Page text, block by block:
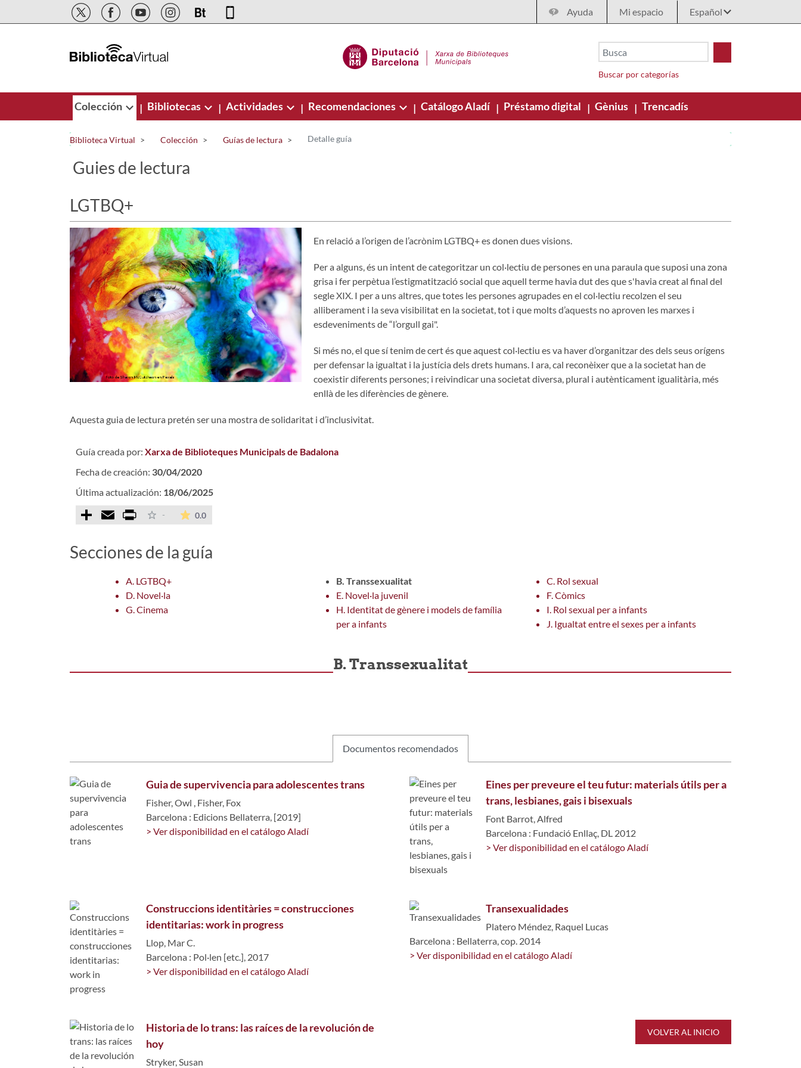
Saltar al contenido principal Ayuda Mi espacio
Buscar por categorías
Colección | Bibliotecas | Actividades | Recomendaciones | Catálogo Aladí | Préstamo digital | Gènius | Trencadís
Biblioteca Virtual Colección Guías de lectura Detalle guía
Guies de lectura
LGTBQ+
En relació a l’origen de l’acrònim LGTBQ+ es donen dues visions.
Per a alguns, és un intent de categoritzar un col·lectiu de persones en una paraula que suposi una zona
grisa i fer perpètua l’estigmatització social que aquell terme havia dut des que s'havia creat al final del
segle XIX. I per a uns altres, que totes les persones agrupades en el col·lectiu recolzen el seu
alliberament i la seva visibilitat en la societat, tot i que molts d’aquests no aproven les marxes i
esdeveniments de “l’orgull gai".
Si més no, el que sí tenim de cert és que aquest col·lectiu es va haver d’organitzar des dels seus orígens
per defensar la igualtat i la justícia dels drets humans. I ara, cal reconèixer que a la societat han de
coexistir diferents persones; i reivindicar una societat diversa, plural i autènticament igualitària, més
enllà de les diferències de gènere.
Aquesta guia de lectura pretén ser una mostra de solidaritat i d’inclusivitat.
Guía creada por: Xarxa de Biblioteques Municipals de Badalona
Fecha de creación: 30/04/2020
Última actualización: 18/06/2025
Comparteix
Email Print - 0.0La valoración media es de 0 estrellas de 5.
Secciones de la guía
A. LGTBQ+ B. Transsexualitat
C. Rol sexual
D. Novel·la
E. Novel·la juvenil
F. Còmics
G. Cinema
H. Identitat de gènere i models de família
per a infants
I. Rol sexual per a infants
J. Igualtat entre el sexes per a infants
B. Transsexualitat
Documentos recomendados
Guia de supervivencia para adolescentes trans
Fisher, Owl , Fisher, Fox
Barcelona : Edicions Bellaterra, [2019]
> Ver disponibilidad en el catálogo Aladí
Eines per preveure el teu futur: materials útils per a
trans, lesbianes, gais i bisexuals
Font Barrot, Alfred
Barcelona : Fundació Enllaç, DL 2012
> Ver disponibilidad en el catálogo Aladí
Construccions identitàries = construcciones
identitarias: work in progress
Llop, Mar C.
Barcelona : Pol·len [etc.], 2017
> Ver disponibilidad en el catálogo Aladí
Transexualidades
Platero Méndez, Raquel Lucas
Barcelona : Bellaterra, cop. 2014
> Ver disponibilidad en el catálogo Aladí
Historia de lo trans: las raíces de la revolución de
hoy
Stryker, Susan
VOLVER AL INICIO